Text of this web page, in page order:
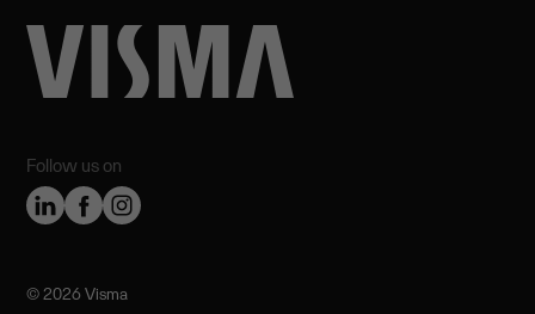
Follow us on
©️ 2026 Visma